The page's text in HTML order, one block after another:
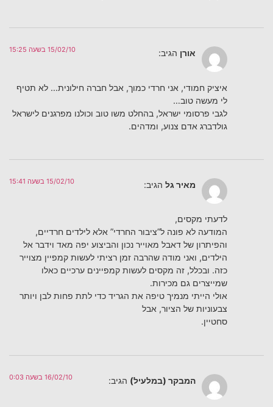
אורן הגיב: 15/02/10 בשעה 15:25
איציק חמודי, אני חרדי כמוך, אבל חברה חילונית… לא תטיף
לי מעשה טוב…
לגבי פרסומי ישראל, בהחלט משו טוב וכולנו מפרגנים לישראל
גולדברג אדם צנוע, ומדהים.
מאיר גל הגיב: 15/02/10 בשעה 15:41
לדעתי מקסים,
המודעה לא פונה ל”ציבור החרדי” אלא לילדים חרדיים,
והפיתרון של דאבל מאוייר נכון והביצוע יפה מאד וידבר אל
הילדים, ואני מודה שהרבה זמן רציתי לעשות קמפיין מצוייר
כזה. ובכלל, זה מקסים לעשות קמפיינים ערכיים כאלו
שמייצרים גם מכירות.
אולי הייתי מנמיך טיפה את הגריד כדי לתת פחות לבן ויותר
צבעוניות של הציור, אבל
סחטיין.
המבקר (במלעיל) הגיב: 16/02/10 בשעה 0:03